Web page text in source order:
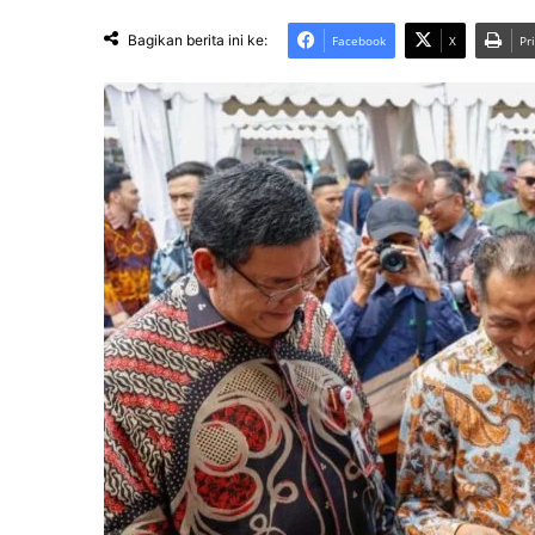
Bagikan berita ini ke: Facebook X